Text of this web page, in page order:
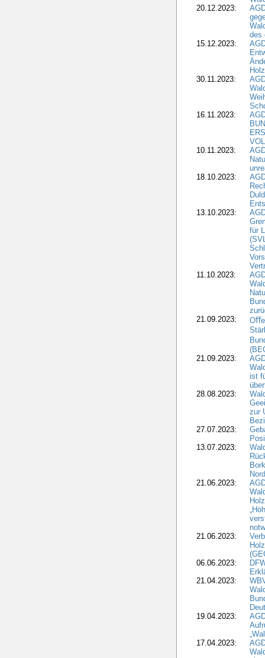
20.12.2023:
des
15.12.2023:
30.11.2023:
16.11.2023:
10.11.2023:
18.10.2023:
13.10.2023:
für
11.10.2023:
21.09.2023:
21.09.2023:
ist
28.08.2023:
zur
27.07.2023:
13.07.2023:
21.06.2023:
21.06.2023:
06.06.2023:
21.04.2023:
19.04.2023:
17.04.2023: